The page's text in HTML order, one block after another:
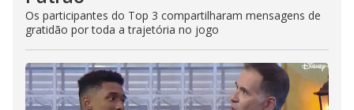
Os participantes do Top 3 compartilharam mensagens de
gratidão por toda a trajetória no jogo